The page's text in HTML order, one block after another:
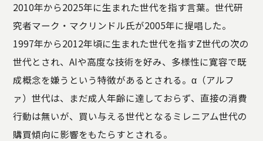
PRIVACY
POLICY
SECURITY
POLICY
特定商取引
に基づく表
記
2010年から2025年に生まれた世代を指す言葉。世代研
究者マーク・マクリンドル氏が2005年に提唱した。
1997年から2012年頃に生まれた世代を指すZ世代の次の
世代とされ、AIや高度な技術を好み、多様性に寛容で既
成概念を嫌うという特徴があるとされる。α（アルフ
ァ）世代は、まだ成人年齢に達しておらず、直接の消費
行動は無いが、買い与える世代となるミレニアム世代の
購買傾向に影響をもたらすとされる。